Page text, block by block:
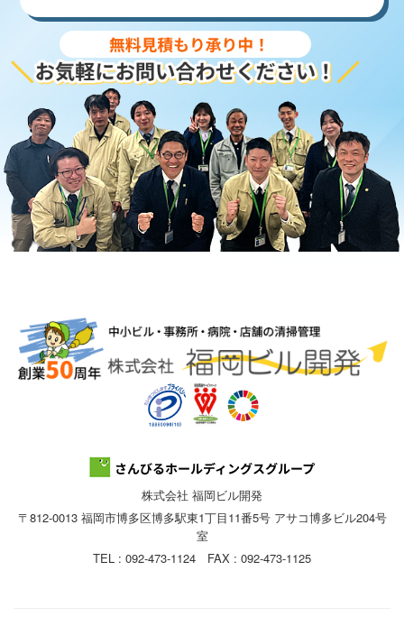
株式会社 福岡ビル開発
〒812-0013 福岡市博多区博多駅東1丁目11番5号 アサコ博多ビル204号
室
TEL : 092-473-1124 FAX : 092-473-1125